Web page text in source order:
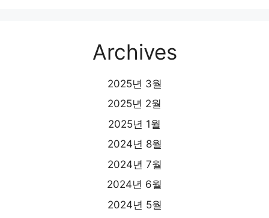
Archives
2025년 3월
2025년 2월
2025년 1월
2024년 8월
2024년 7월
2024년 6월
2024년 5월